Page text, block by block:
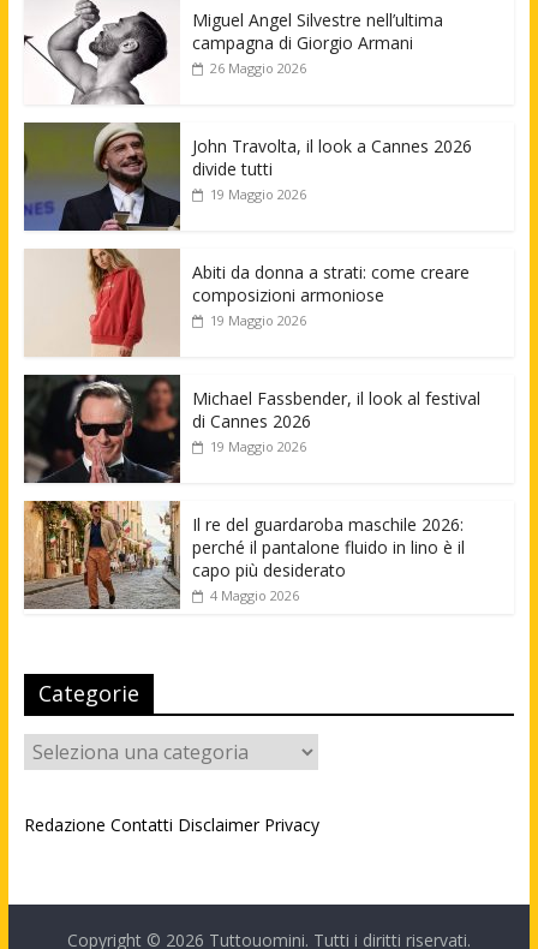
Miguel Angel Silvestre nell’ultima
campagna di Giorgio Armani
26 Maggio 2026
John Travolta, il look a Cannes 2026
divide tutti
19 Maggio 2026
Abiti da donna a strati: come creare
composizioni armoniose
19 Maggio 2026
Michael Fassbender, il look al festival
di Cannes 2026
19 Maggio 2026
Il re del guardaroba maschile 2026:
perché il pantalone fluido in lino è il
capo più desiderato
4 Maggio 2026
Categorie
Categorie
Redazione Contatti Disclaimer Privacy
Copyright © 2026 Tuttouomini. Tutti i diritti riservati.